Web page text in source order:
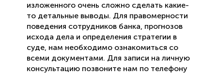
изложенного очень сложно сделать какие-
то детальные выводы. Для правомерности
поведения сотрудников банка, прогнозов
исхода дела и определения стратегии в
суде, нам необходимо ознакомиться со
всеми документами. Для записи на личную
консультацию позвоните нам по телефону